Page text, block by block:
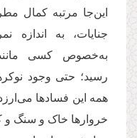
این‌جا مرتبه کمال
جنایات، به اندازه
به‌خصوص کسی مانند
رسید؛ حتی وجود
همه این فسادها
خروارها خاک و سنگ و